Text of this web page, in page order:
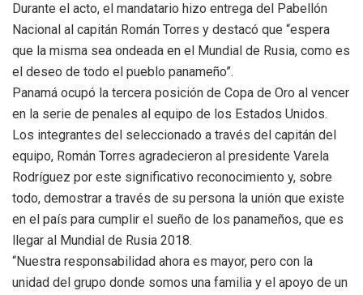
Durante el acto, el mandatario hizo entrega del Pabellón
Nacional al capitán Román Torres y destacó que “espera
que la misma sea ondeada en el Mundial de Rusia, como es
el deseo de todo el pueblo panameño”.
Panamá ocupó la tercera posición de Copa de Oro al vencer
en la serie de penales al equipo de los Estados Unidos.
Los integrantes del seleccionado a través del capitán del
equipo, Román Torres agradecieron al presidente Varela
Rodríguez por este significativo reconocimiento y, sobre
todo, demostrar a través de su persona la unión que existe
en el país para cumplir el sueño de los panameños, que es
llegar al Mundial de Rusia 2018.
“Nuestra responsabilidad ahora es mayor, pero con la
unidad del grupo donde somos una familia y el apoyo de un